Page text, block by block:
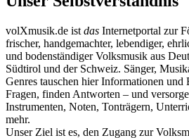
volXmusik.de ist das Internetportal zur
frischer, handgemachter, lebendiger,
und bodenständiger Volksmusik aus
Südtirol und der Schweiz. Sänger,
Genres tauschen hier Informationen und
Fragen, finden Antworten – und
Instrumenten, Noten, Tonträgern,
mehr.
Unser Ziel ist es, den Zugang zur